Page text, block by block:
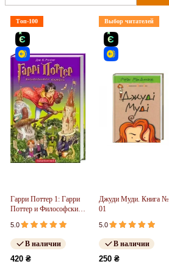
Топ-100
Гарри Поттер 1: Гарри
Поттер и Философский
камень
5.0
В наличии
420 ₴
Выбор читателей
Джуди Муди. Книга №
01
5.0
В наличии
250 ₴